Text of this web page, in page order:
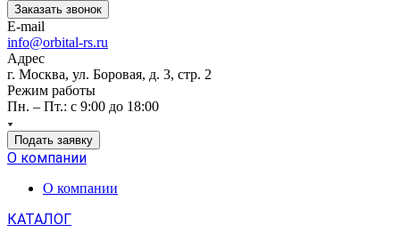
Заказать звонок
E-mail
info@orbital-rs.ru
Адрес
г. Москва, ул. Боровая, д. 3, стр. 2
Режим работы
Пн. – Пт.: с 9:00 до 18:00
Подать заявку
О компании
О компании
КАТАЛОГ